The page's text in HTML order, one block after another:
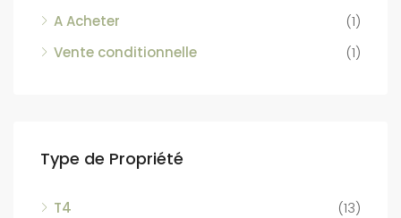
A Acheter
(1)
Vente conditionnelle
(1)
Type de Propriété
T4
(13)